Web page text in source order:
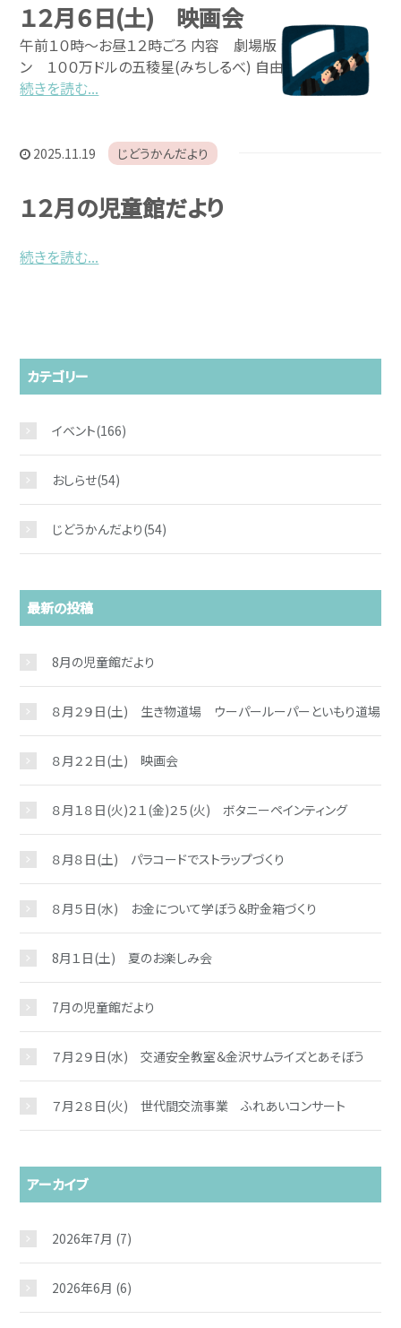
１２月６日(土) 映画会
午前１０時～お昼１２時ごろ 内容 劇場版 名探偵コナ
ン １００万ドルの五稜星(みちしるべ) 自由参加
続きを読む...
2025.11.19 じどうかんだより
１２月の児童館だより
続きを読む...
カテゴリー
イベント(166)
おしらせ(54)
じどうかんだより(54)
最新の投稿
8月の児童館だより
８月２９日(土) 生き物道場 ウーパールーパーといもり道場
８月２２日(土) 映画会
８月１８日(火)２１(金)２５(火) ボタニーペインティング
８月８日(土) パラコードでストラップづくり
８月５日(水) お金について学ぼう＆貯金箱づくり
8月１日(土) 夏のお楽しみ会
7月の児童館だより
７月２９日(水) 交通安全教室＆金沢サムライズとあそぼう
７月２８日(火) 世代間交流事業 ふれあいコンサート
アーカイブ
2026年7月 (7)
2026年6月 (6)